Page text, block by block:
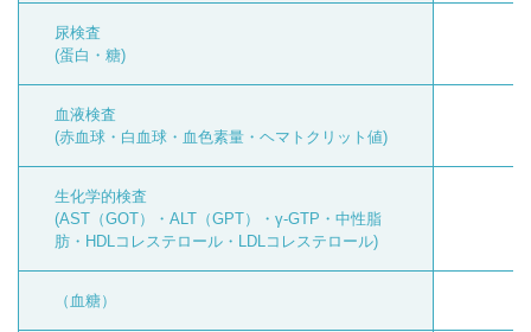
尿検査
(蛋白・糖)
血液検査
(赤血球・白血球・血色素量・ヘマトクリット値)
生化学的検査
(AST（GOT）・ALT（GPT）・γ‐GTP・中性脂
肪・HDLコレステロール・LDLコレステロール)
（血糖）